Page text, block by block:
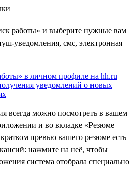
работы» и выберите нужные вам
уведомления, смс, электронная
всегда можно посмотреть в вашем
и во вкладке «Резюме
превью вашего резюме есть
нажмите на неё, чтобы
система отобрала специально